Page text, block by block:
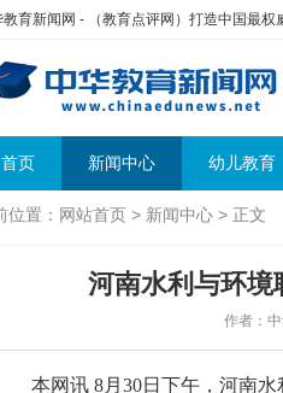
教育新闻网 - （教育点评网）打造中国最
首页 新闻中心 幼儿教育
位置： 网站首页 > 新闻中心 > 正文
河南水利与环境
作者：
本网讯 8月30日下午，河南